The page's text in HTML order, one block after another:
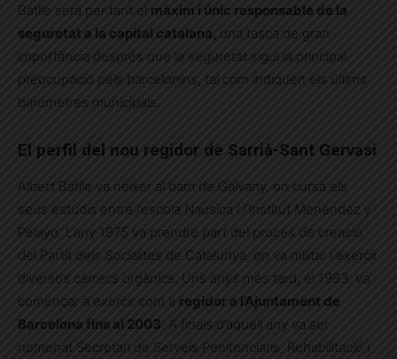
Batlle serà per tant el
màxim i únic responsable de la
seguretat a la capital catalana, una tasca de gran
importància després que la seguretat sigui la principal
preocupació pels barcelonins, tal com indiquen els últims
barómetres municipals.
El perfil del nou regidor de Sarrià-Sant Gervasi
Albert Batlle va néixer al barri de Galvany, on cursà els
seus estudis entre l’escola Nausica i l’Institut Menéndez y
Pelayo. L’any 1975 va prendre part del procés de creació
del Partit dels Socialites de Catalunya, on va militar i exercir
diversos càrrecs orgànics. Uns anys més tard, el 1983, va
començar a exercir com a regidor a l’Ajuntament de
Barcelona fins al 2003. A finals d’aquell any va ser
nomenat Secretari de Serveis Penitenciaris, Rehabilitació i